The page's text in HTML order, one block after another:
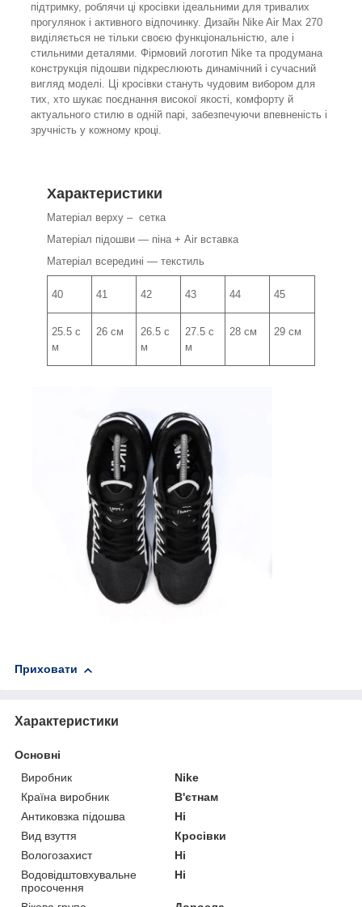
підтримку, роблячи ці кросівки ідеальними для тривалих
прогулянок і активного відпочинку. Дизайн Nike Air Max 270
виділяється не тільки своєю функціональністю, але і
стильними деталями. Фірмовий логотип Nike та продумана
конструкція підошви підкреслюють динамічний і сучасний
вигляд моделі. Ці кросівки стануть чудовим вибором для
тих, хто шукає поєднання високої якості, комфорту й
актуального стилю в одній парі, забезпечуючи впевненість і
зручність у кожному кроці.
Характеристики
Матеріал верху – сетка
Матеріал підошви — піна + Air вставка
Матеріал всередині — текстиль
40 41 42 43 44 45
25.5 с
м
26 см
26.5 с
м
27.5 с
м
28 см 29 см
Приховати
Характеристики
Основні
Виробник
Nike
Країна виробник
В'єтнам
Антиковзка підошва
Ні
Вид взуття
Кросівки
Вологозахист
Ні
Водовідштовхувальне
просочення
Ні